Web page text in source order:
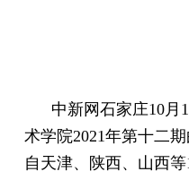
中新网石家庄10
术学院2021年第十二
自天津、陕西、山西